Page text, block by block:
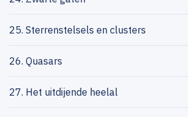
25. Sterrenstelsels en clusters
26. Quasars
27. Het uitdijende heelal